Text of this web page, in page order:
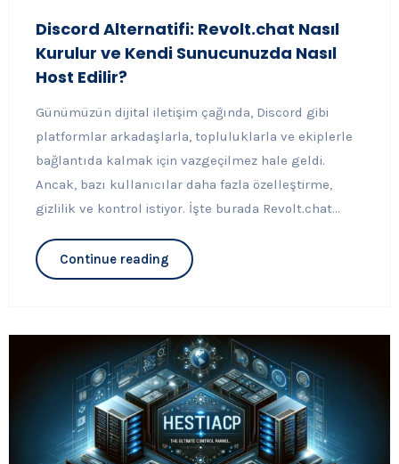
Discord Alternatifi: Revolt.chat Nasıl
Kurulur ve Kendi Sunucunuzda Nasıl
Host Edilir?
Günümüzün dijital iletişim çağında, Discord gibi
platformlar arkadaşlarla, topluluklarla ve ekiplerle
bağlantıda kalmak için vazgeçilmez hale geldi.
Ancak, bazı kullanıcılar daha fazla özelleştirme,
gizlilik ve kontrol istiyor. İşte burada Revolt.chat...
Continue reading